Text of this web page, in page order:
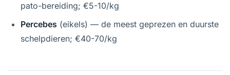
pato-bereiding; €5-10/kg
Percebes (eikels) — de meest geprezen en duurste
schelpdieren; €40-70/kg